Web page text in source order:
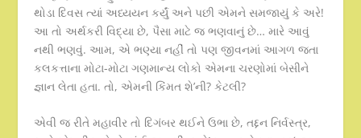
થોડા દિવસ ત્યાં અધ્યયન કર્યું અને પછી એમને સમજાયું કે અરે!
આ તો અર્થકરી વિદ્યા છે, પૈસા માટે જ ભણવાનું છે… મારે આવું
નથી ભણવું. આમ, એ ભણ્યા નહીં તો પણ જીવનમાં આગળ જતા
કલકત્તાના મોટા-મોટા ગણમાન્ય લોકો એમના ચરણોમાં બેસીને
જ્ઞાન લેતા હતા. તો, એમની કિંમત શે’ની? કેટલી?
એવી જ રીતે મહાવીર તો દિગંબર થઈને ઉભા છે, તદ્દન નિર્વસ્ત્ર,